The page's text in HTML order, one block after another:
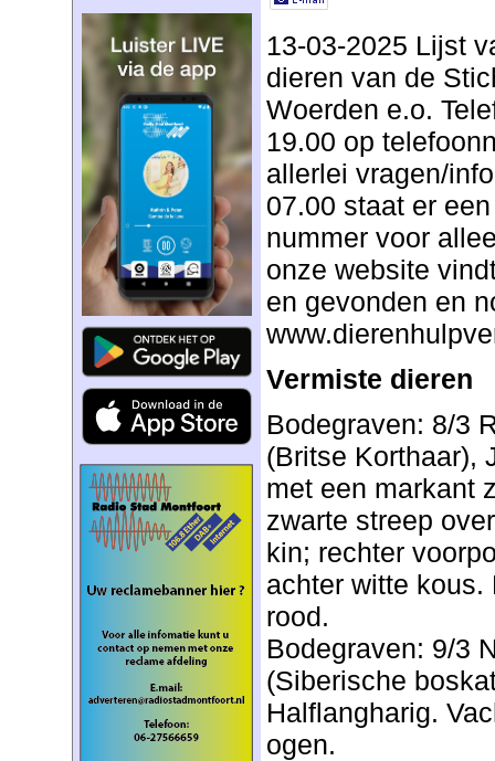
13-03-2025 Lijst
dieren van de
Woerden e.o.
19.00 op
allerlei vragen/
07.00 staat er
nummer voor
onze website
en gevonden en
Vermiste dieren
Bodegraven: 8/3
(Britse Korthaar),
met een markant
zwarte streep
kin; rechter
achter witte kous.
rood.
Bodegraven: 9/3
(Siberische
Halflangharig.
ogen.